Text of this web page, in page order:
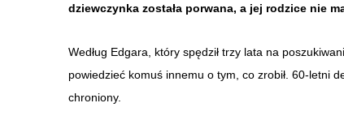
dziewczynka została porwana, a jej rodzice nie
Według Edgara, który spędził trzy lata na
powiedzieć komuś innemu o tym, co zrobił. 60-letni
chroniony.